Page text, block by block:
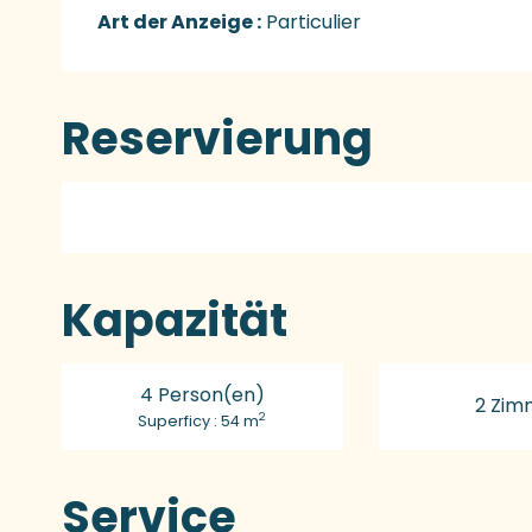
Art der Anzeige : Particulier
Reservierung
Kapazität
4 Person(en)
Superficy : 54 m2 2
Service